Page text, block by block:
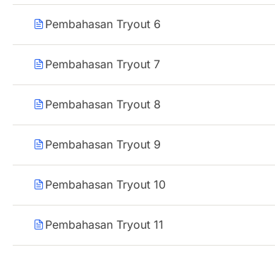
Pembahasan Tryout 6
Pembahasan Tryout 7
Pembahasan Tryout 8
Pembahasan Tryout 9
Pembahasan Tryout 10
Pembahasan Tryout 11